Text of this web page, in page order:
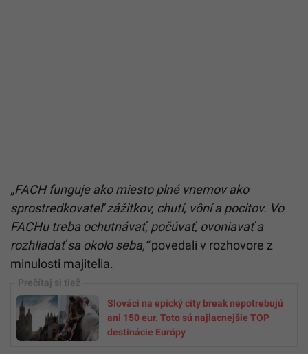
„FACH funguje ako miesto plné vnemov ako
sprostredkovateľ zážitkov, chutí, vôní a pocitov. Vo
FACHu treba ochutnávať, počúvať, ovoniavať a
rozhliadať sa okolo seba,“povedali v rozhovore z
minulosti majitelia.
Slováci na epický city break nepotrebujú
ani 150 eur. Toto sú najlacnejšie TOP
destinácie Európy